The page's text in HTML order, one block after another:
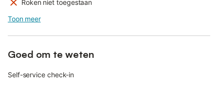
Roken niet toegestaan
Toon meer
Goed om te weten
Self-service check-in